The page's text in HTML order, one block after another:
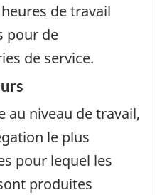
de travail
pour de
de service.
au niveau de travail,
le plus
pour lequel les
produites